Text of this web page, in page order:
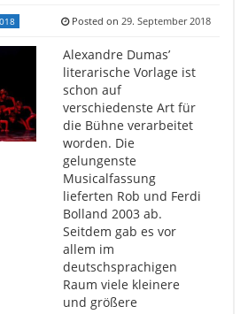
Posted on 29. September 2018
Alexandre Dumas’
literarische Vorlage ist
schon auf
verschiedenste Art für
die Bühne verarbeitet
worden. Die
gelungenste
Musicalfassung
lieferten Rob und Ferdi
Bolland 2003 ab.
Seitdem gab es vor
allem im
deutschsprachigen
Raum viele kleinere
und größere